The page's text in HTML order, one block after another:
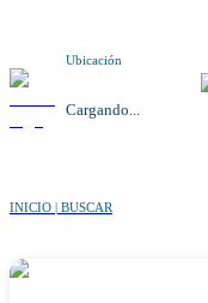
Ubicación
Cargando...
INICIO | BUSCAR